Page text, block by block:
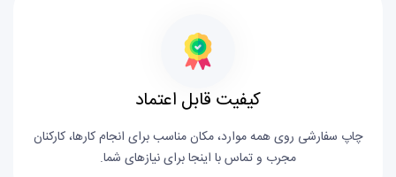
کیفیت قابل اعتماد
چاپ سفارشی روی همه موارد، مکان مناسب برای انجام کارها، کارکنان
مجرب و تماس با اینجا برای نیازهای شما.